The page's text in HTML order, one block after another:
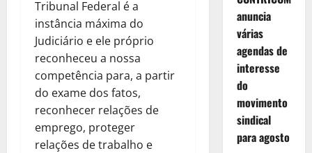
Tribunal Federal é a
instância máxima do
Judiciário e ele próprio
reconheceu a nossa
competência para, a partir
do exame dos fatos,
reconhecer relações de
emprego, proteger
relações de trabalho e
anuncia
várias
agendas de
interesse
do
movimento
sindical
para agosto